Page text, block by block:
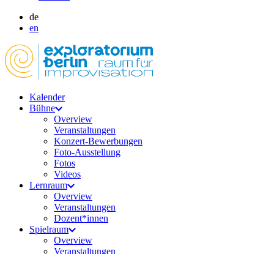
de
en
Kalender
Bühne
Overview
Veranstaltungen
Konzert-Bewerbungen
Foto-Ausstellung
Fotos
Videos
Lernraum
Overview
Veranstaltungen
Dozent*innen
Spielraum
Overview
Veranstaltungen